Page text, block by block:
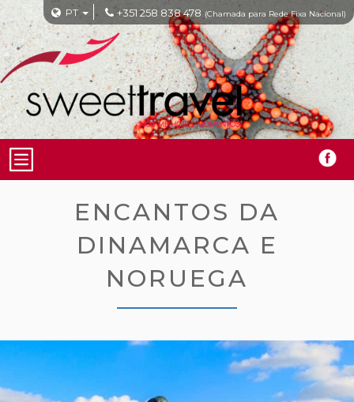
PT +351 258 838 478 (Chamada para Rede Fixa Nacional)
ENCANTOS DA
DINAMARCA E
NORUEGA